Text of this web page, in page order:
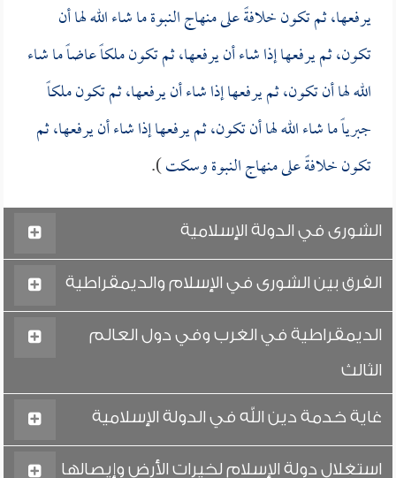
يرفعها، ثم تكون خلافةً على منهاج النبوة ما شاء الله لها أن
تكون، ثم يرفعها إذا شاء أن يرفعها، ثم تكون ملكاً عاضاً ما شاء
الله لها أن تكون، ثم يرفعها إذا شاء أن يرفعها، ثم تكون ملكاً
جبرياً ما شاء الله لها أن تكون، ثم يرفعها إذا شاء أن يرفعها، ثم
تكون خلافةً على منهاج النبوة وسكت).
الشورى في الدولة الإسلامية
الفرق بين الشورى في الإسلام والديمقراطية
الديمقراطية في الغرب وفي دول العالم
الثالث
غاية خدمة دين الله في الدولة الإسلامية
استغلال دولة الإسلام لخيرات الأرض وإيصالها